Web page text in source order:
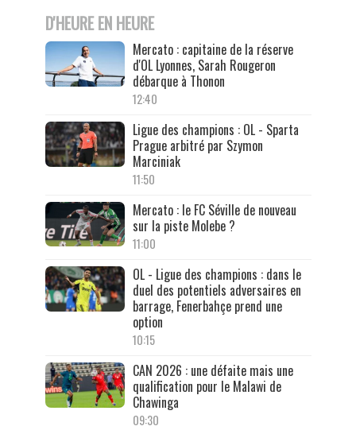
D'HEURE EN HEURE
Mercato : capitaine de la réserve
d'OL Lyonnes, Sarah Rougeron
débarque à Thonon
12:40
Ligue des champions : OL - Sparta
Prague arbitré par Szymon
Marciniak
11:50
Mercato : le FC Séville de nouveau
sur la piste Molebe ?
11:00
OL - Ligue des champions : dans le
duel des potentiels adversaires en
barrage, Fenerbahçe prend une
option
10:15
CAN 2026 : une défaite mais une
qualification pour le Malawi de
Chawinga
09:30